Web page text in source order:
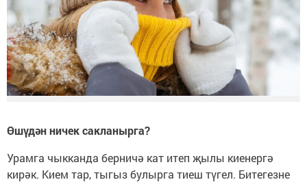
Өшүдән ничек сакланырга?
Урамга чыкканда берничә кат итеп җылы киенергә
кирәк. Кием тар, тыгыз булырга тиеш түгел. Битегезне